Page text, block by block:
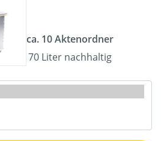
ca. 10 Aktenordner
70 Liter nachhaltig